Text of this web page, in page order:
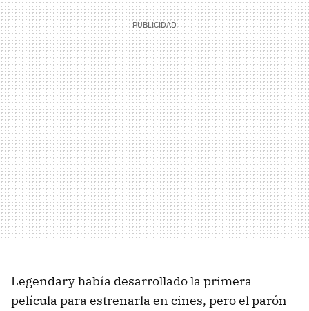
Legendary había desarrollado la primera
película para estrenarla en cines, pero el parón